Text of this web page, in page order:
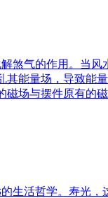
煞气的作用。当
能量场，导致能
磁场与摆件原有的
活哲学。寿光